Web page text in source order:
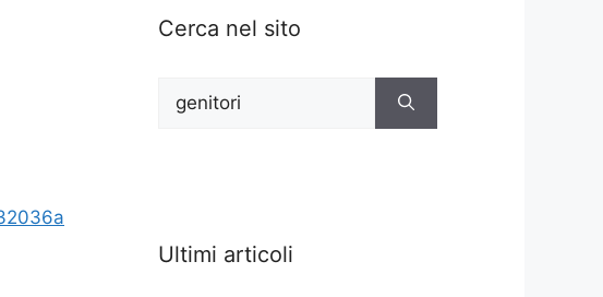
Cerca nel sito
Ricerca
per:
Ultimi articoli